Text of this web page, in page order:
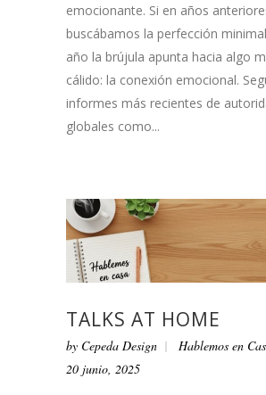
emocionante. Si en años
buscábamos la perfección
año la brújula apunta hacia algo
cálido: la conexión emocional.
informes más recientes de
globales como...
TALKS AT HOME
by Cepeda Design
Hablemos en
20 junio, 2025